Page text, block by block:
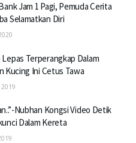
Jam 1 Pagi, Pemuda Cerita
Selamatkan Diri
Terperangkap Dalam
Kucing Ini Cetus Tawa
2019
Nubhan Kongsi Video Detik
Dalam Kereta